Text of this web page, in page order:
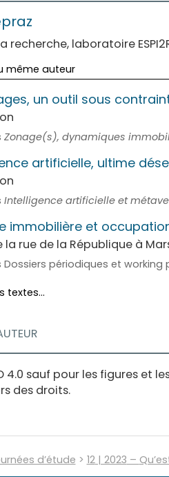
recherche, laboratoire
même auteur
un outil sous
Zonage(s), dynamiques
artificielle, ultime
Intelligence artificielle et
immobilière et
la rue de la République à
Dossiers périodiques et
textes...
4.0 sauf pour les figures et
des droits.
d’étude > 12| 2023 –